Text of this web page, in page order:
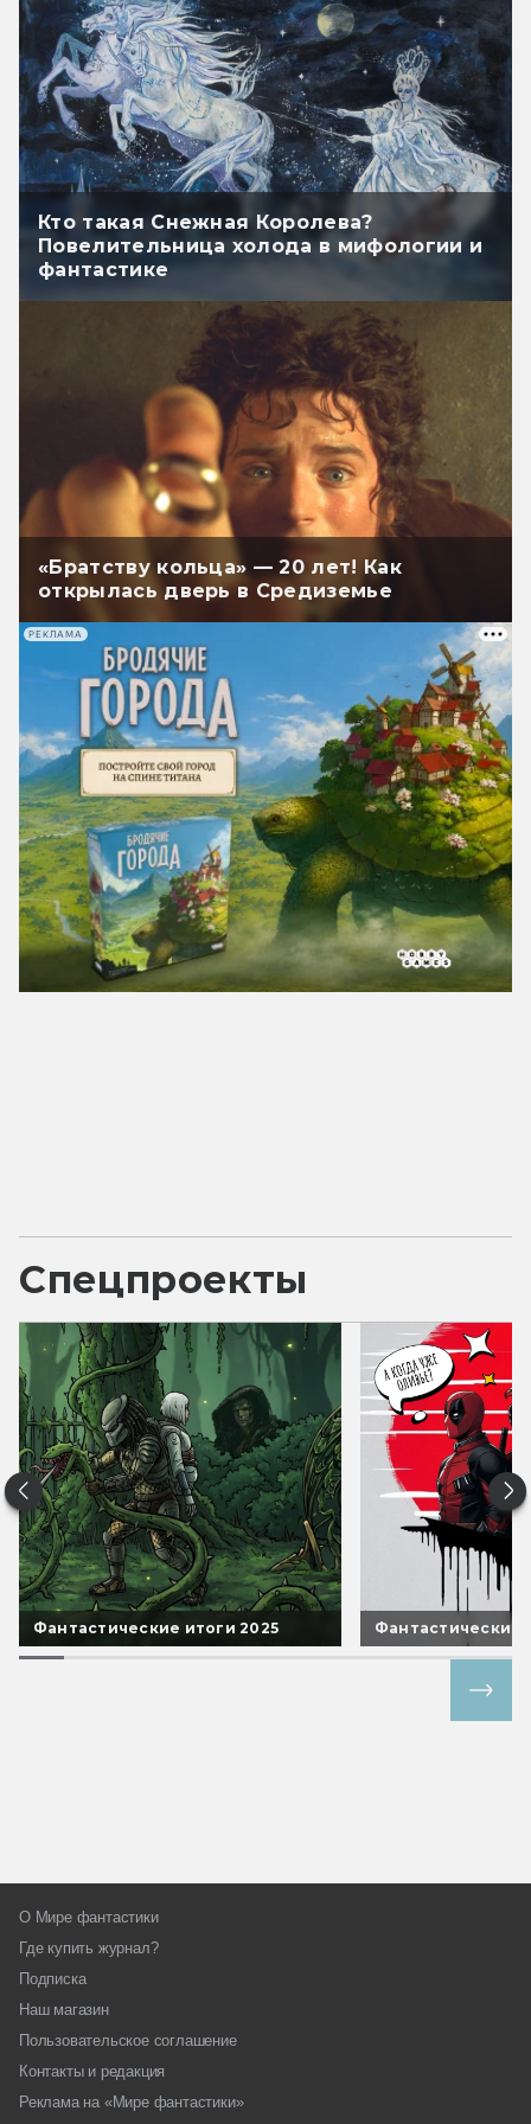
Кто такая Снежная Королева?
Повелительница холода в мифологии и
фантастике
«Братству кольца» — 20 лет! Как
открылась дверь в Средиземье
РЕКЛАМА
Спецпроекты
Фантастические итоги 2025 Фантастические
О Мире фантастики
Где купить журнал?
Подписка
Наш магазин
Пользовательское соглашение
Контакты и редакция
Реклама на «Мире фантастики»